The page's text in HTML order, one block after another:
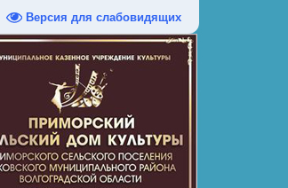
Версия для слабовидящих